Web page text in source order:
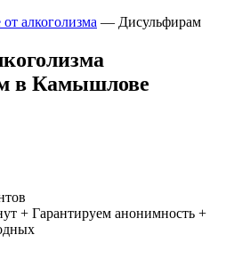
алкоголизма — Дисульфирам
в Камышлове
+ Гарантируем анонимность +